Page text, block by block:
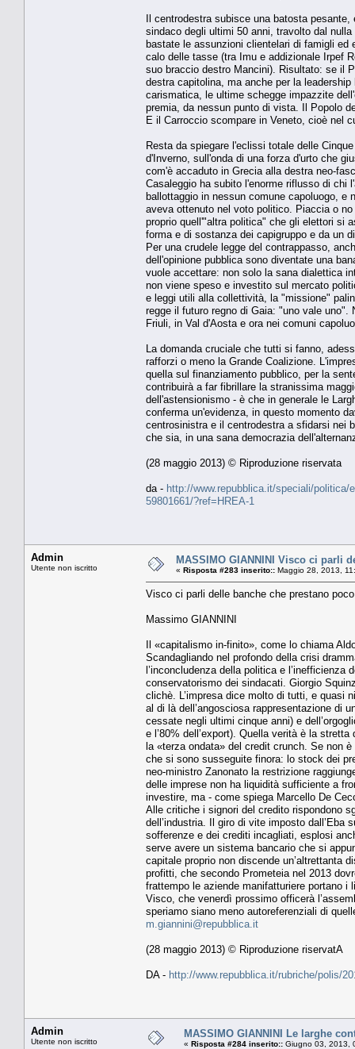
Il centrodestra subisce una batosta
sindaco degli ultimi 50 anni, travolto dal
bastate le assunzioni clientelari di famigli
calo delle tasse (tra Imu e addizionale Irpef
suo braccio destro Mancini). Risultato: se il
destra capitolina, ma anche per la
carismatica, le ultime schegge impazzite
premia, da nessun punto di vista. Il Popolo
E il Carroccio scompare in Veneto, cioè nel
Resta da spiegare l'eclissi totale delle
d'Inverno, sull'onda di una forza d'urto che
com'è accaduto in Grecia alla destra neo-
Casaleggio ha subito l'enorme riflusso di chi
ballottaggio in nessun comune capoluogo,
aveva ottenuto nel voto politico. Piaccia o
proprio quell'"altra politica" che gli elettori si
forma e di sostanza dei capigruppo e da un
Per una crudele legge del contrappasso,
dell'opinione pubblica sono diventate una
vuole accettare: non solo la sana dialettica
non viene speso e investito sul mercato
e leggi utili alla collettività, la "missione"
regge il futuro regno di Gaia: "uno vale
Friuli, in Val d'Aosta e ora nei comuni
La domanda cruciale che tutti si fanno,
rafforzi o meno la Grande Coalizione.
quella sul finanziamento pubblico, per la
contribuirà a far fibrillare la stranissima
dell'astensionismo - è che in generale le
conferma un'evidenza, in questo momento
centrosinistra e il centrodestra a sfidarsi nei
che sia, in una sana democrazia
(28 maggio 2013) © Riproduzione riservata
da - http://www.repubblica.it/speciali/politica/
59801661/?ref=HREA-1
Admin
Utente non iscritto
MASSIMO GIANNINI Visco ci parli
« Risposta #283 inserito:: Maggio 28, 2013,
Visco ci parli delle banche che prestano
Massimo GIANNINI
Il «capitalismo in-finito», come lo chiama
Scandagliando nel profondo della crisi
l’inconcludenza della politica e l’inefficienza
conservatorismo dei sindacati. Giorgio
clichè. L’impresa dice molto di tutti, e quasi
al di là dell’angosciosa rappresentazione di
cessate negli ultimi cinque anni) e
e l’80% dell’export). Quella verità è la
la «terza ondata» del credit crunch. Se non
che si sono susseguite finora: lo stock dei
neo-ministro Zanonato la restrizione
delle imprese non ha liquidità sufficiente a
investire, ma - come spiega Marcello De
Alle critiche i signori del credito rispondono
dell’industria. Il giro di vite imposto
sofferenze e dei crediti incagliati, esplosi
serve avere un sistema bancario che si
capitale proprio non discende un’altrettanta
profitti, che secondo Prometeia nel 2013
frattempo le aziende manifatturiere portano i
Visco, che venerdì prossimo officerà
speriamo siano meno autoreferenziali di
m.giannini@repubblica.it
(28 maggio 2013) © Riproduzione riservatA
DA - http://www.repubblica.it/rubriche/polis/
Admin
Utente non iscritto
MASSIMO GIANNINI Le larghe
« Risposta #284 inserito:: Giugno 03, 2013,